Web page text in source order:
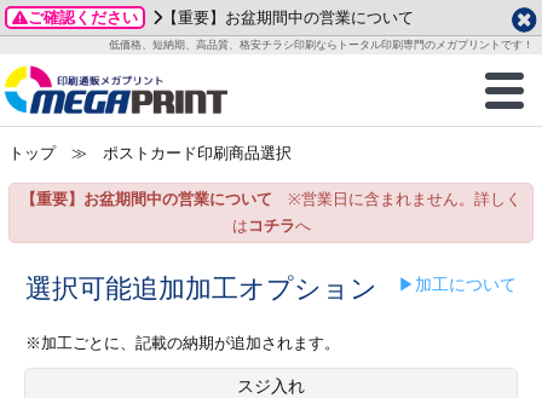
ご確認ください 【重要】お盆期間中の営業について
低価格、短納期、高品質、格安チラシ印刷ならトータル印刷専門のメガプリントです！
商品一覧
グッズ
ステッカー
ックカード印刷
業ツール印刷
ご利用ガイド
お客様へ
いて
方法
/送料について
刷
カード印刷
ックカード名刺
ムカード
データ作成ガイド
成前に
ガイド
加工指示ガイド
テンプレート
ード印刷
名刺印刷
ックカード
ード印刷
一覧
わせ
り
プル請求
2026年 8月
月
火 水 木 金
土
1
3
4 5 6 7
8
15
24
25 26 27
29
トップ≫ ポストカード印刷商品選択
【重要】お盆期間中の営業について ※営業日に含まれません。詳しく
は コチラへ
選択可能追加加工オプション ▶加工について
※加工ごとに、記載の納期が追加されます。
スジ入れ